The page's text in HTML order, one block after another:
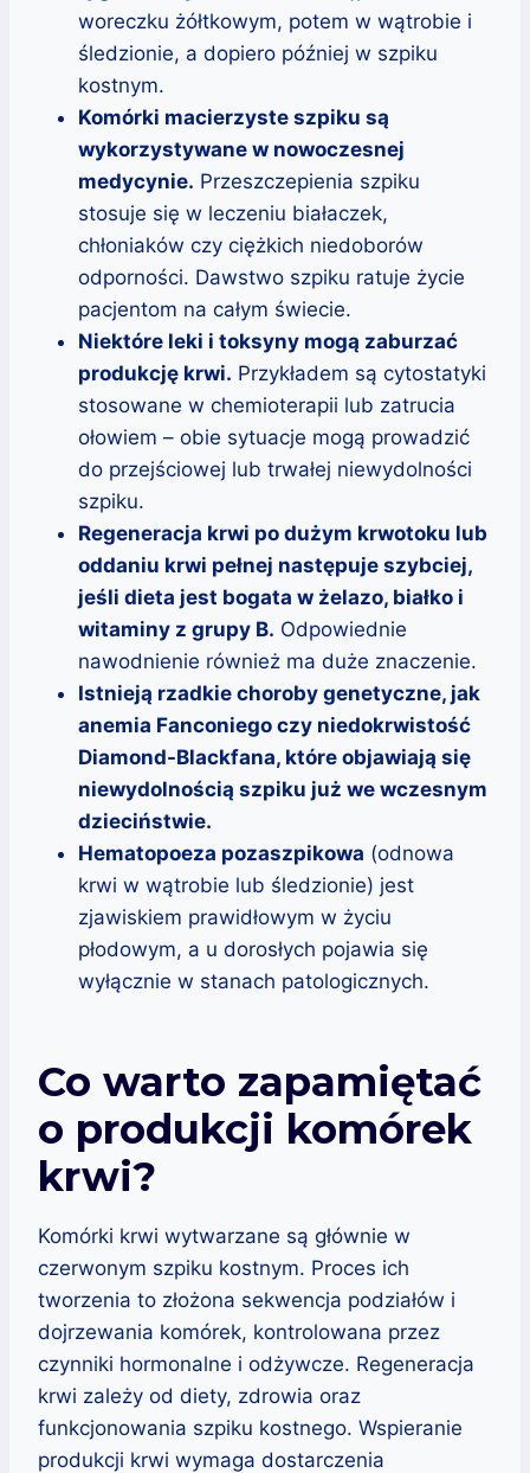
woreczku żółtkowym, potem w wątrobie i
śledzionie, a dopiero później w szpiku
kostnym.
Komórki macierzyste szpiku są
wykorzystywane w nowoczesnej
medycynie. Przeszczepienia szpiku
stosuje się w leczeniu białaczek,
chłoniaków czy ciężkich niedoborów
odporności. Dawstwo szpiku ratuje życie
pacjentom na całym świecie.
Niektóre leki i toksyny mogą zaburzać
produkcję krwi. Przykładem są cytostatyki
stosowane w chemioterapii lub zatrucia
ołowiem – obie sytuacje mogą prowadzić
do przejściowej lub trwałej niewydolności
szpiku.
Regeneracja krwi po dużym krwotoku lub
oddaniu krwi pełnej następuje szybciej,
jeśli dieta jest bogata w żelazo, białko i
witaminy z grupy B. Odpowiednie
nawodnienie również ma duże znaczenie.
Istnieją rzadkie choroby genetyczne, jak
anemia Fanconiego czy niedokrwistość
Diamond-Blackfana, które objawiają się
niewydolnością szpiku już we wczesnym
dzieciństwie.
Hematopoeza pozaszpikowa (odnowa
krwi w wątrobie lub śledzionie) jest
zjawiskiem prawidłowym w życiu
płodowym, a u dorosłych pojawia się
wyłącznie w stanach patologicznych.
Co warto zapamiętać
o produkcji komórek
krwi?
Komórki krwi wytwarzane są głównie w
czerwonym szpiku kostnym. Proces ich
tworzenia to złożona sekwencja podziałów i
dojrzewania komórek, kontrolowana przez
czynniki hormonalne i odżywcze. Regeneracja
krwi zależy od diety, zdrowia oraz
funkcjonowania szpiku kostnego. Wspieranie
produkcji krwi wymaga dostarczenia